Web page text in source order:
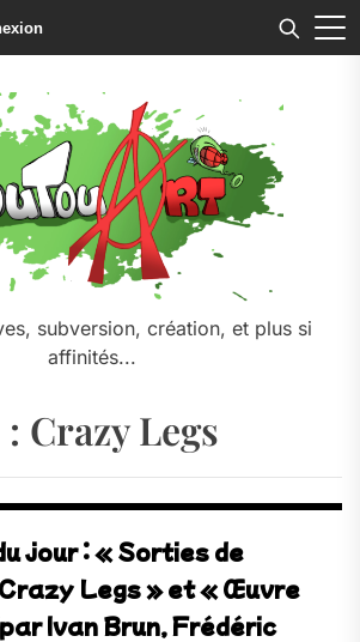
subversion, création, et plus si
affinités...
Crazy Legs
jour : « Sorties de
Legs » et « Œuvre
Ivan Brun, Frédéric